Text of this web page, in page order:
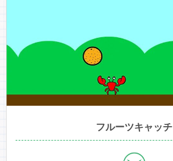
フルーツキャッチ